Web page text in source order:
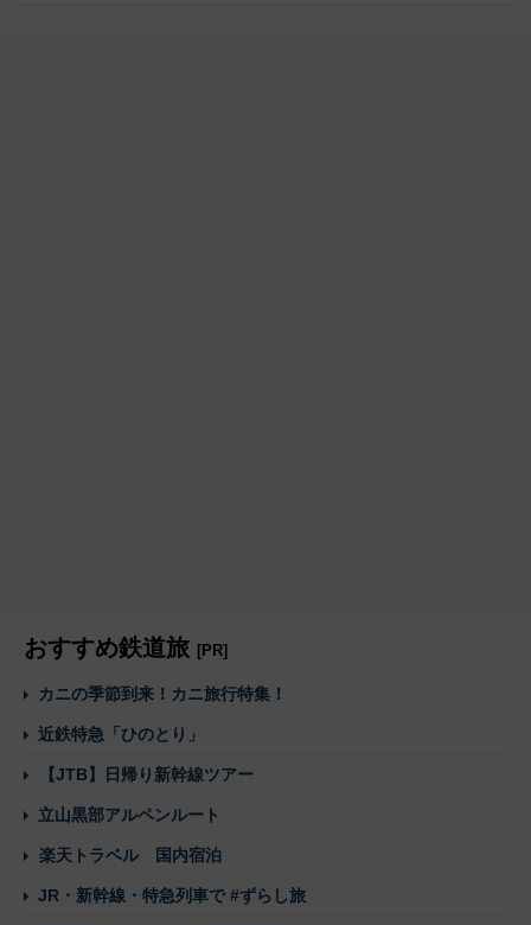
おすすめ鉄道旅 [PR]
カニの季節到来！カニ旅行特集！
近鉄特急「ひのとり」
【JTB】日帰り新幹線ツアー
立山黒部アルペンルート
楽天トラベル 国内宿泊
JR・新幹線・特急列車で #ずらし旅